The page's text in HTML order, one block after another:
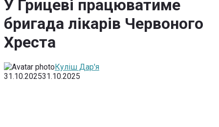
У Грицеві працюватиме
бригада лікарів Червоного
Хреста
Куліш Дар'я
31.10.202531.10.2025